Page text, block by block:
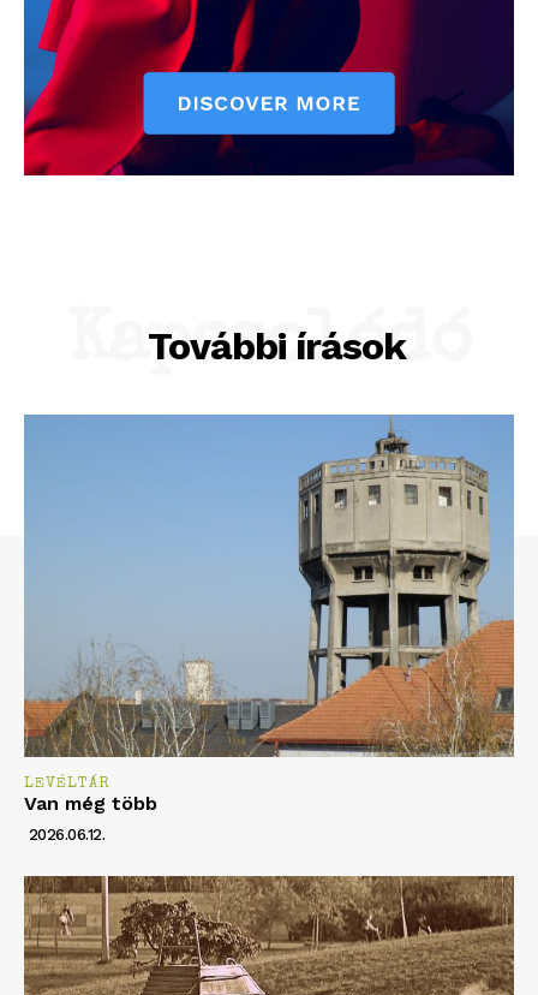
További írások
Kapcsolódó
LEVÉLTÁR
Van még több
2026.06.12.